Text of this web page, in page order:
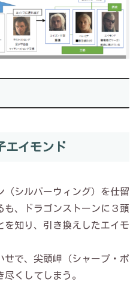
エイモンド
（シルバーウィング）を仕留
も、ドラゴンストーンに３頭
を知り、引き換えしたエイモ
せで、尖頭岬（シャープ・ポ
くしてしまう。